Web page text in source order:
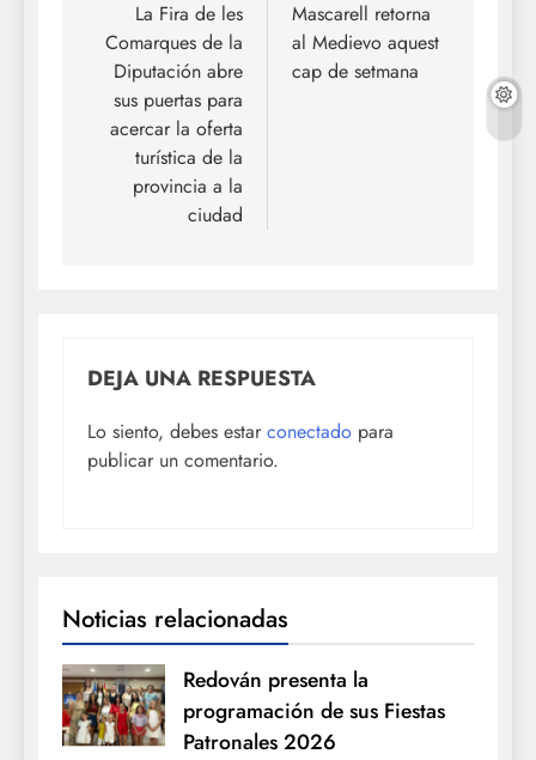
entradas
La Fira de les
Comarques de la
Diputación abre
sus puertas para
acercar la oferta
turística de la
provincia a la
ciudad
Mascarell retorna
al Medievo aquest
cap de setmana
DEJA UNA RESPUESTA
Lo siento, debes estar conectado para
publicar un comentario.
Noticias relacionadas
Redován presenta la
programación de sus Fiestas
Patronales 2026